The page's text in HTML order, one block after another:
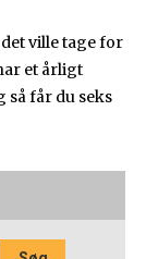
ville tage for
et årligt
så får du seks